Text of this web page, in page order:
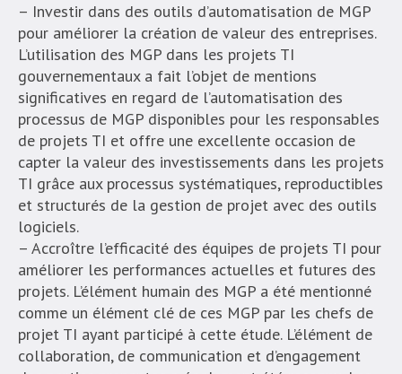
– Investir dans des outils d’automatisation de MGP
pour améliorer la création de valeur des entreprises.
L’utilisation des MGP dans les projets TI
gouvernementaux a fait l’objet de mentions
significatives en regard de l’automatisation des
processus de MGP disponibles pour les responsables
de projets TI et offre une excellente occasion de
capter la valeur des investissements dans les projets
TI grâce aux processus systématiques, reproductibles
et structurés de la gestion de projet avec des outils
logiciels.
– Accroître l’efficacité des équipes de projets TI pour
améliorer les performances actuelles et futures des
projets. L’élément humain des MGP a été mentionné
comme un élément clé de ces MGP par les chefs de
projet TI ayant participé à cette étude. L’élément de
collaboration, de communication et d’engagement